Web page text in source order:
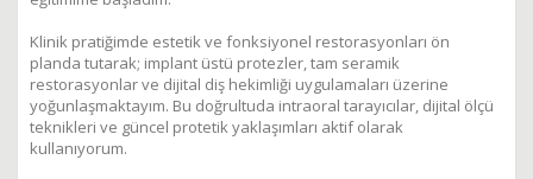
Klinik pratiğimde estetik ve fonksiyonel restorasyonları ön
planda tutarak; implant üstü protezler, tam seramik
restorasyonlar ve dijital diş hekimliği uygulamaları üzerine
yoğunlaşmaktayım. Bu doğrultuda intraoral tarayıcılar, dijital ölçü
teknikleri ve güncel protetik yaklaşımları aktif olarak
kullanıyorum.